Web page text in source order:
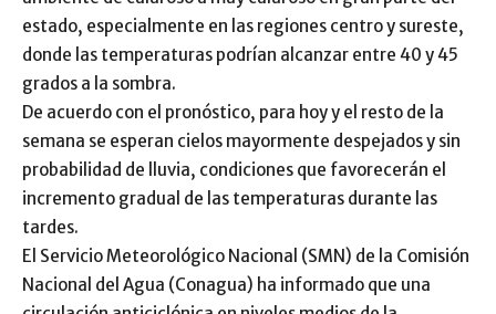
estado, especialmente en las regiones centro y sureste,
donde las temperaturas podrían alcanzar entre 40 y 45
grados a la sombra.
De acuerdo con el pronóstico, para hoy y el resto de la
semana se esperan cielos mayormente despejados y sin
probabilidad de lluvia, condiciones que favorecerán el
incremento gradual de las temperaturas durante las
tardes.
El Servicio Meteorológico Nacional (SMN) de la Comisión
Nacional del Agua (Conagua) ha informado que una